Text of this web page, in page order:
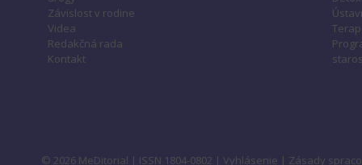
Závislost v rodine
Videa
Redakčná rada
Kontakt
© 2026 MeDitorial | ISSN 1804-0802 | Vyhlásenie | Zásady